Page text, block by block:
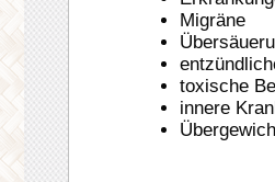
Migräne
toxische
innere